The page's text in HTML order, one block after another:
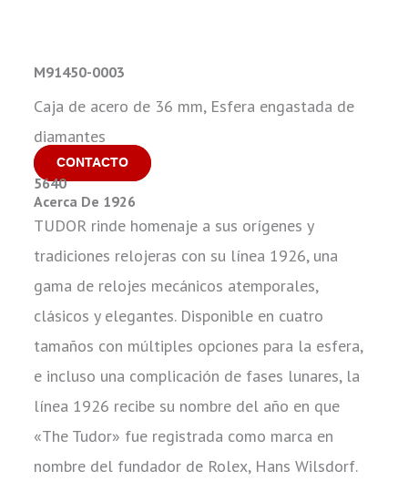
M91450-0003
Caja de acero de 36 mm, Esfera engastada de
diamantes
CONTACTO
5640
Acerca De 1926
TUDOR rinde homenaje a sus orígenes y
tradiciones relojeras con su línea 1926, una
gama de relojes mecánicos atemporales,
clásicos y elegantes. Disponible en cuatro
tamaños con múltiples opciones para la esfera,
e incluso una complicación de fases lunares, la
línea 1926 recibe su nombre del año en que
«The Tudor» fue registrada como marca en
nombre del fundador de Rolex, Hans Wilsdorf.